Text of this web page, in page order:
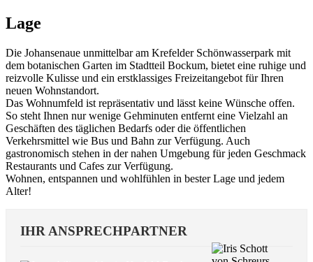
Lage
Die Johansenaue unmittelbar am Krefelder Schönwasserpark mit
dem botanischen Garten im Stadtteil Bockum, bietet eine ruhige und
reizvolle Kulisse und ein erstklassiges Freizeitangebot für Ihren
neuen Wohnstandort.
Das Wohnumfeld ist repräsentativ und lässt keine Wünsche offen.
So steht Ihnen nur wenige Gehminuten entfernt eine Vielzahl an
Geschäften des täglichen Bedarfs oder die öffentlichen
Verkehrsmittel wie Bus und Bahn zur Verfügung. Auch
gastronomisch stehen in der nahen Umgebung für jeden Geschmack
Restaurants und Cafes zur Verfügung.
Wohnen, entspannen und wohlfühlen in bester Lage und jedem
Alter!
IHR ANSPRECHPARTNER